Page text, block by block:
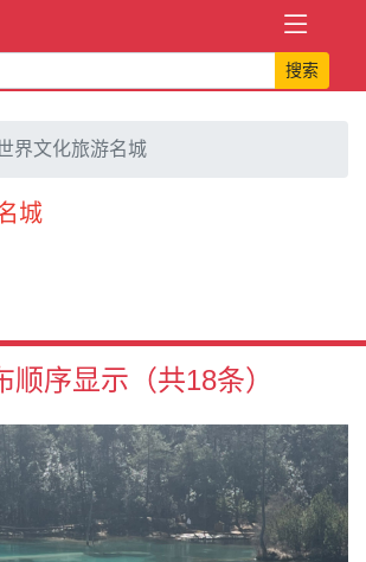
搜索
界文化旅游名城
城
顺序显示 （共18条）